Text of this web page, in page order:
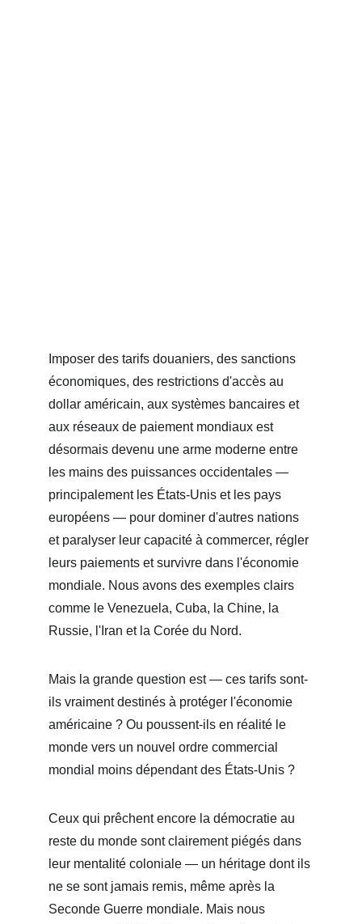
Imposer des tarifs douaniers, des sanctions
économiques, des restrictions d'accès au
dollar américain, aux systèmes bancaires et
aux réseaux de paiement mondiaux est
désormais devenu une arme moderne entre
les mains des puissances occidentales —
principalement les États-Unis et les pays
européens — pour dominer d'autres nations
et paralyser leur capacité à commercer, régler
leurs paiements et survivre dans l'économie
mondiale. Nous avons des exemples clairs
comme le Venezuela, Cuba, la Chine, la
Russie, l'Iran et la Corée du Nord.
Mais la grande question est — ces tarifs sont-
ils vraiment destinés à protéger l'économie
américaine ? Ou poussent-ils en réalité le
monde vers un nouvel ordre commercial
mondial moins dépendant des États-Unis ?
Ceux qui prêchent encore la démocratie au
reste du monde sont clairement piégés dans
leur mentalité coloniale — un héritage dont ils
ne se sont jamais remis, même après la
Seconde Guerre mondiale. Mais nous